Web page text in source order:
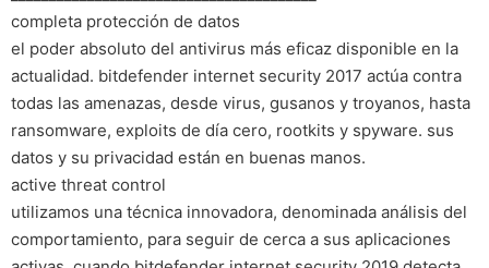
completa protección de datos
el poder absoluto del antivirus más eficaz disponible en la
actualidad. bitdefender internet security 2017 actúa contra
todas las amenazas, desde virus, gusanos y troyanos, hasta
ransomware, exploits de día cero, rootkits y spyware. sus
datos y su privacidad están en buenas manos.
active threat control
utilizamos una técnica innovadora, denominada análisis del
comportamiento, para seguir de cerca a sus aplicaciones